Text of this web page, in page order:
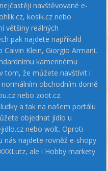
navštěvované e-
kosik.cz nebo
většiny reálných
pak najdete napříkald
Klein, Giorgio Armani,
kamennému
tom, že můžete navštívit i
obchodním domě
nebo zoot.cz.
a tak na našem portálu
objednat jídlo u
nebo wolt. Oproti
nás najdete rovněž e-shopy
ale i Hobby markety